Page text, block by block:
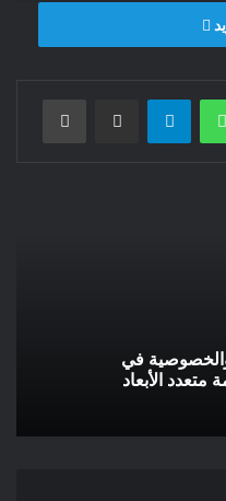
واتساب تيلقرام مشاركة عبر البريد طباعة
والخصوصية في
متعدد الأبعاد